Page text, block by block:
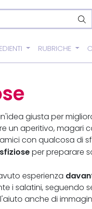
RUBRICHE
giusta per
aperitivo, magari
con qualcosa di
per preparare
esperienza
i salatini, seguendo
anche di